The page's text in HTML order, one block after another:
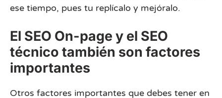
ese tiempo, pues tu replícalo y mejóralo.
El SEO On-page y el SEO
técnico también son factores
importantes
Otros factores importantes que debes tener en